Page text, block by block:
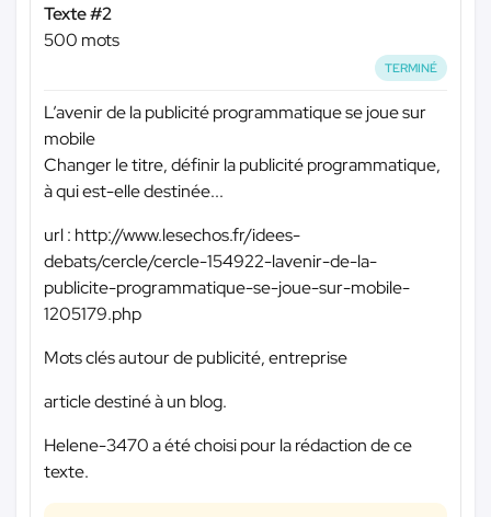
Texte #2
500 mots
TERMINÉ
L’avenir de la publicité programmatique se joue sur
mobile
Changer le titre, définir la publicité programmatique,
à qui est-elle destinée...
url : http://www.lesechos.fr/idees-
debats/cercle/cercle-154922-lavenir-de-la-
publicite-programmatique-se-joue-sur-mobile-
1205179.php
Mots clés autour de publicité, entreprise
article destiné à un blog.
Helene-3470 a été choisi pour la rédaction de ce
texte.